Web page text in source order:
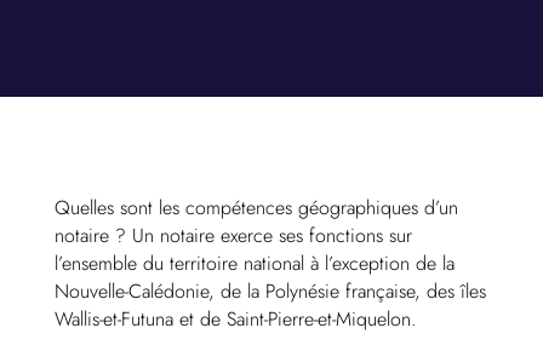
Quelles sont les compétences géographiques d’un
notaire ? Un notaire exerce ses fonctions sur
l’ensemble du territoire national à l’exception de la
Nouvelle-Calédonie, de la Polynésie française, des îles
Wallis-et-Futuna et de Saint-Pierre-et-Miquelon.